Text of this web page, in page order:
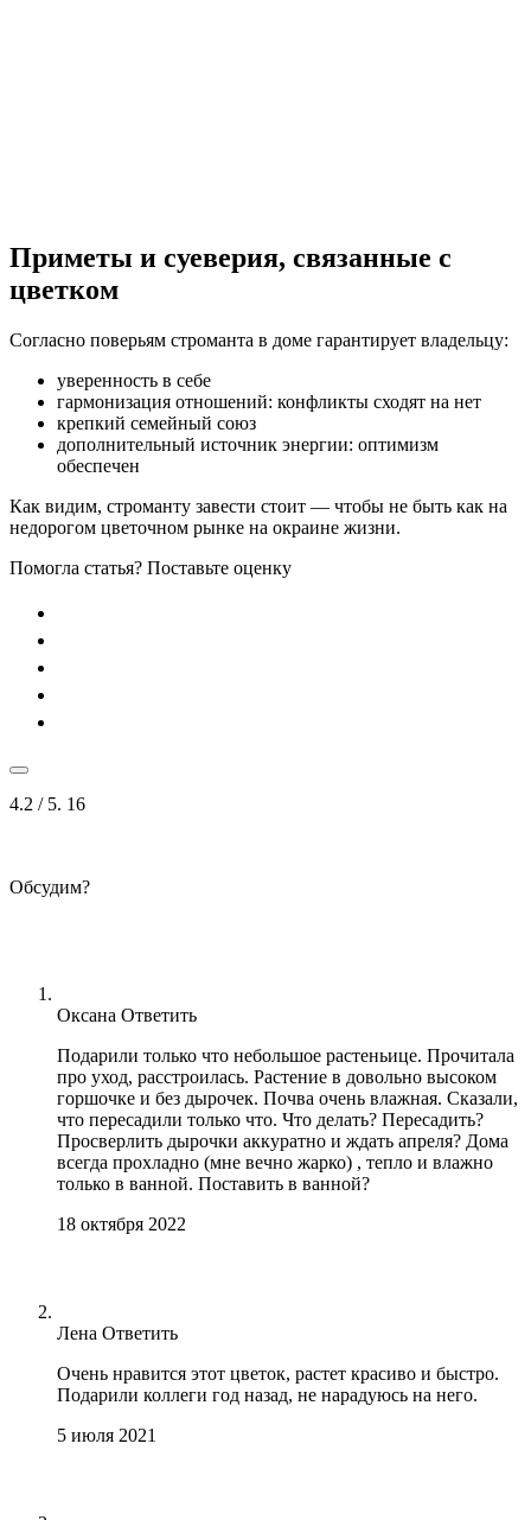
Приметы и суеверия, связанные с
цветком
Согласно поверьям строманта в доме гарантирует владельцу:
уверенность в себе
гармонизация отношений: конфликты сходят на нет
крепкий семейный союз
дополнительный источник энергии: оптимизм
обеспечен
Как видим, строманту завести стоит — чтобы не быть как на
недорогом цветочном рынке на окраине жизни.
Помогла статья? Поставьте оценку
4.2 / 5. 16
Обсудим?
Оксана Ответить
Подарили только что небольшое растеньице. Прочитала
про уход, расстроилась. Растение в довольно высоком
горшочке и без дырочек. Почва очень влажная. Сказали,
что пересадили только что. Что делать? Пересадить?
Просверлить дырочки аккуратно и ждать апреля? Дома
всегда прохладно (мне вечно жарко) , тепло и влажно
только в ванной. Поставить в ванной?
18 октября 2022
Лена Ответить
Очень нравится этот цветок, растет красиво и быстро.
Подарили коллеги год назад, не нарадуюсь на него.
5 июля 2021